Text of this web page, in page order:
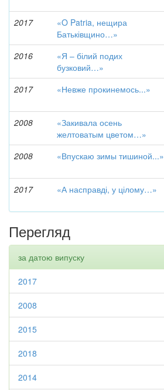
2017
«O Patria, нещира
Батьківщино…»
2016
«Я – білий подих
бузковий…»
2017
«Невже прокинемось...»
2008
«Закивала осень
желтоватым цветом…»
2008
«Впускаю зимы тишиной...»
2017
«А насправді, у цілому…»
Перегляд
за датою випуску
2017
2008
2015
2018
2014